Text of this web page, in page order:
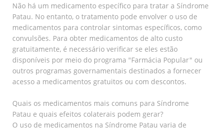
Não há um medicamento específico para tratar a Síndrome
Patau. No entanto, o tratamento pode envolver o uso de
medicamentos para controlar sintomas específicos, como
convulsões. Para obter medicamentos de alto custo
gratuitamente, é necessário verificar se eles estão
disponíveis por meio do programa "Farmácia Popular" ou
outros programas governamentais destinados a fornecer
acesso a medicamentos gratuitos ou com descontos.
Quais os medicamentos mais comuns para Síndrome
Patau e quais efeitos colaterais podem gerar?
O uso de medicamentos na Síndrome Patau varia de